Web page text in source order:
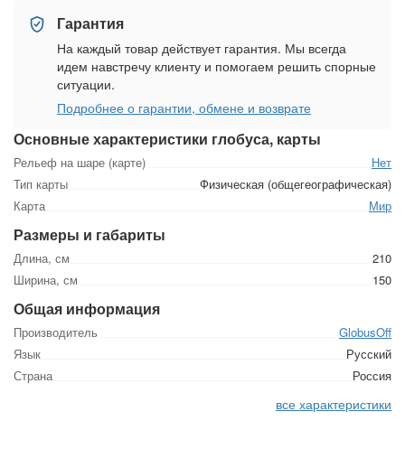
Основные характеристики глобуса, карты
Рельеф на шаре (карте)
Нет
Тип карты
Физическая (общегеографическая)
Карта
Мир
Размеры и габариты
Длина, см
210
Ширина, см
150
Общая информация
Производитель
GlobusOff
Язык
Русский
Страна
Россия
все характеристики
Гарантия
На каждый товар действует гарантия. Мы всегда
идем навстречу клиенту и помогаем решить спорные
ситуации.
Подробнее о гарантии, обмене и возврате